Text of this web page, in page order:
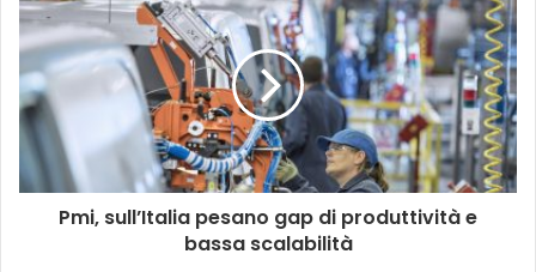
Pmi, sull’Italia pesano gap di produttività e
bassa scalabilità